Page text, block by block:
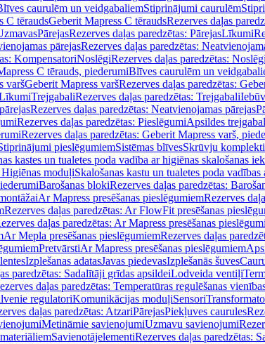
caurulēm un veidgabaliemStiprinājumi caurulēm
C tēraudsGeberit Mapress C tēraudsRezerves daļas
PārejasRezerves daļas paredzētas: PārejasLīkumi
pārejasRezerves daļas paredzētas:
KompensatoriNoslēgiRezerves daļas paredzētas: Noslēgi
C tērauds, piederumiBlīves caurulēm un
varšGeberit Mapress varšRezerves daļas paredzētas:
TrejgabaliRezerves daļas paredzētas: Trejgabali
Rezerves daļas paredzētas: Neatvienojamas pārejas
Rezerves daļas paredzētas: PieslēgumiApsildes
Rezerves daļas paredzētas: Geberit Mapress varš,
pieslēgumiemSistēmas blīvesSkrūvju
kastes un tualetes poda vadība ar higiēnas skalošanas
Higiēnas moduļiSkalošanas kastu un tualetes poda
Barošanas blokiRezerves daļas paredzētas:
Ar Mapress presēšanas pieslēgumiemRezerves
Rezerves daļas paredzētas: Ar FlowFit presēšanas
daļas paredzētas: Ar Mapress presēšanas
Ar Mepla presēšanas pieslēgumiemRezerves daļas
PretvārstiAr Mapress presēšanas pieslēgumiem
Izplešanas adatasJavas piedevasIzplešanās šuves
paredzētas: Sadalītāji grīdas apsildeiLodveida ventiļi
daļas paredzētas: Temperatūras regulēšanas
regulatoriKomunikācijas moduļiSensori
daļas paredzētas: AtzariPārejasPiekļuves caurules
Metināmie savienojumiUzmavu savienojumi
SavienotājelementiRezerves daļas paredzētas: